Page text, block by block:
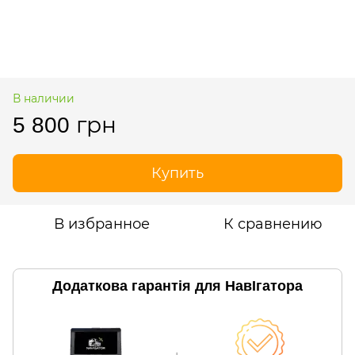
В наличии
5 800 грн
Купить
В избранное К сравнению
Додаткова гарантія для НавІгатора